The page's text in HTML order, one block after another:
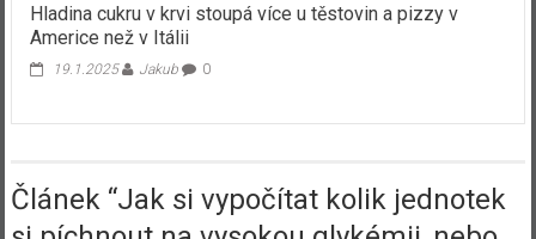
Hladina cukru v krvi stoupá více u těstovin a pizzy v
Americe než v Itálii
19.1.2025 Jakub 0
Článek “Jak si vypočítat kolik jednotek